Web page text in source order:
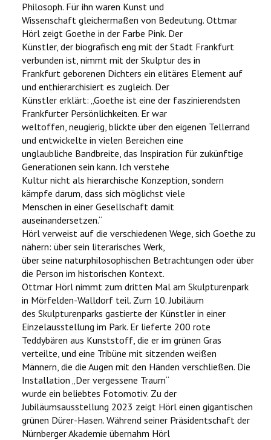
Philosoph. Für ihn waren Kunst und
Wissenschaft gleichermaßen von Bedeutung. Ottmar
Hörl zeigt Goethe in der Farbe Pink. Der
Künstler, der biografisch eng mit der Stadt Frankfurt
verbunden ist, nimmt mit der Skulptur des in
Frankfurt geborenen Dichters ein elitäres Element auf
und enthierarchisiert es zugleich. Der
Künstler erklärt: „Goethe ist eine der faszinierendsten
Frankfurter Persönlichkeiten. Er war
weltoffen, neugierig, blickte über den eigenen Tellerrand
und entwickelte in vielen Bereichen eine
unglaubliche Bandbreite, das Inspiration für zukünftige
Generationen sein kann. Ich verstehe
Kultur nicht als hierarchische Konzeption, sondern
kämpfe darum, dass sich möglichst viele
Menschen in einer Gesellschaft damit
auseinandersetzen.“
Hörl verweist auf die verschiedenen Wege, sich Goethe zu
nähern: über sein literarisches Werk,
über seine naturphilosophischen Betrachtungen oder über
die Person im historischen Kontext.
Ottmar Hörl nimmt zum dritten Mal am Skulpturenpark
in Mörfelden-Walldorf teil. Zum 10. Jubiläum
des Skulpturenparks gastierte der Künstler in einer
Einzelausstellung im Park. Er lieferte 200 rote
Teddybären aus Kunststoff, die er im grünen Gras
verteilte, und eine Tribüne mit sitzenden weißen
Männern, die die Augen mit den Händen verschließen. Die
Installation „Der vergessene Traum“
wurde ein beliebtes Fotomotiv. Zu der
Jubiläumsausstellung 2023 zeigt Hörl einen gigantischen
grünen Dürer-Hasen. Während seiner Präsidentschaft der
Nürnberger Akademie übernahm Hörl